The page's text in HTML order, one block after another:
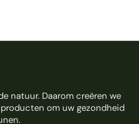
natuur. Daarom creëren we
om uw gezondheid